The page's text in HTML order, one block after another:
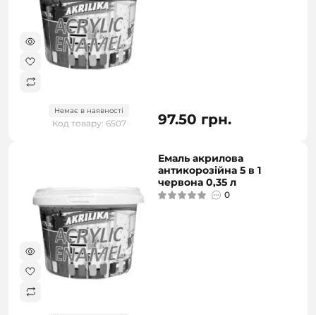
Немає в наявності
Код товару: 6507 97.50 грн.
Емаль акрилова
антикорозійна 5 в 1
червона 0,35 л
0